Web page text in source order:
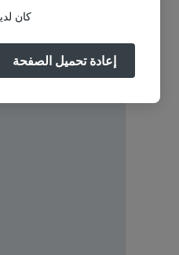
كان
إعادة تحميل الصفحة